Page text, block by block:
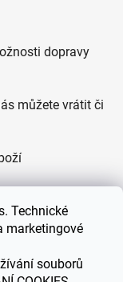
Technické
marketingové
souborů
dopravy
můžete vrátit či
9.00 do 18.00